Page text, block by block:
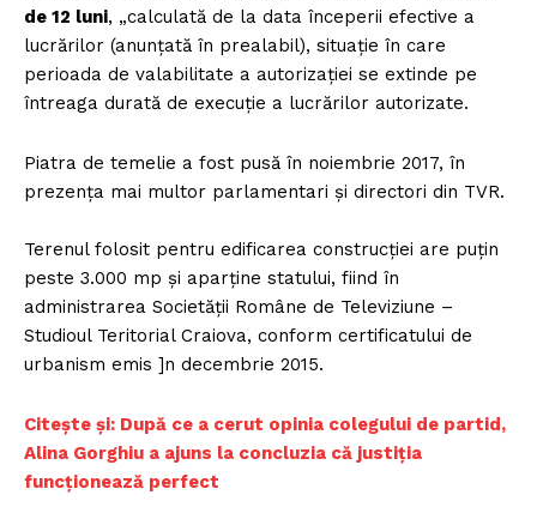
de 12 luni, „calculată de la data începerii efective a
lucrărilor (anunţată în prealabil), situaţie în care
perioada de valabilitate a autorizaţiei se extinde pe
întreaga durată de execuţie a lucrărilor autorizate.
Piatra de temelie a fost pusă în noiembrie 2017, în
prezența mai multor parlamentari și directori din TVR.
Terenul folosit pentru edificarea construcției are puțin
peste 3.000 mp și aparține statului, fiind în
administrarea Societății Române de Televiziune –
Studioul Teritorial Craiova, conform certificatului de
urbanism emis ]n decembrie 2015.
Citește și: După ce a cerut opinia colegului de partid,
Alina Gorghiu a ajuns la concluzia că justiția
funcționează perfect